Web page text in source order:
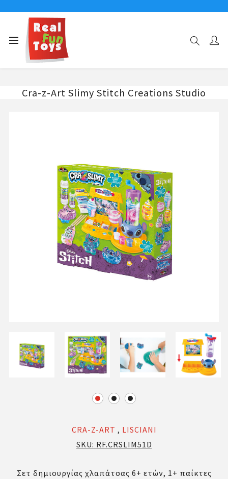
Αρχική σελίδα
Cra-z-Art Slimy Stitch Creations Studio
Cra-z-Art Slimy Stitch Creations Studio
CRA-Z-ART , LISCIANI
SKU: RF.CRSLIM51D
Σετ δημιουργίας χλαπάτσας 6+ ετών, 1+ παίκτες